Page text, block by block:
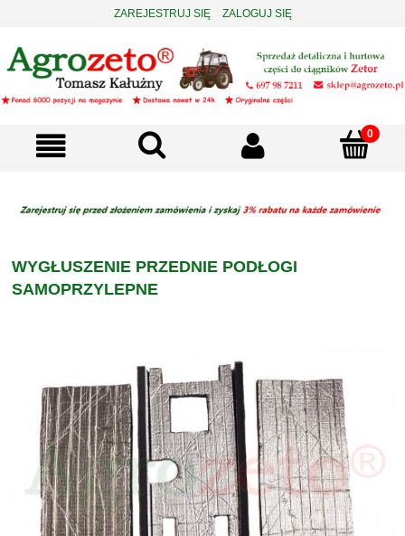
ZAREJESTRUJ SIĘ ZALOGUJ SIĘ
WYGŁUSZENIE PRZEDNIE PODŁOGI
SAMOPRZYLEPNE